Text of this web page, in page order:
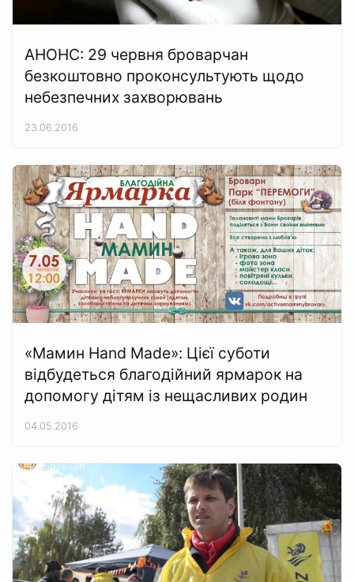
АНОНС: 29 червня броварчан
безкоштовно проконсультують щодо
небезпечних захворювань
23.06.2016
«Мамин Hand Made»: Цієї суботи
відбудеться благодійний ярмарок на
допомогу дітям із нещасливих родин
04.05.2016